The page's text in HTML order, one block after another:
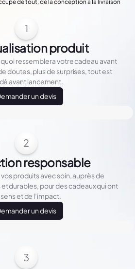
de tout, de la conception à la livraison
1
produit
ressemblera votre cadeau avant
doutes, plus de surprises, tout est
avant lancement.
un devis
2
responsable
produits avec soin, auprès de
durables, pour des cadeaux qui ont
et de l’impact.
un devis
3